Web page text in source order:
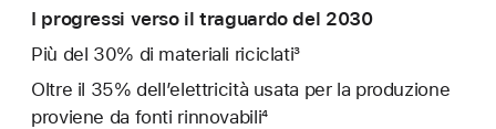
I progressi verso il traguardo del 2030
Più del 30% di materiali riciclati³
Oltre il 35% dell’elettricità usata per la produzione
proviene da fonti rinnovabili⁴